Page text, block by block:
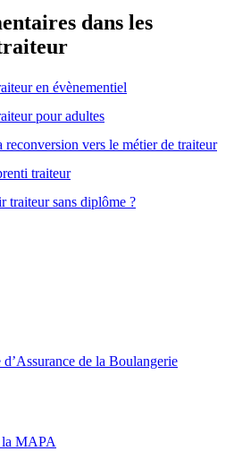
dans les
en évènementiel
pour adultes
reconversion vers le métier de traiteur
traiteur
traiteur sans diplôme ?
de la Boulangerie
la MAPA